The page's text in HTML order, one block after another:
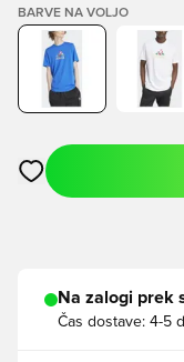
BARVE NA VOLJO
Odpre Modal za
Na zalogi prek
Čas dostave: 4-5